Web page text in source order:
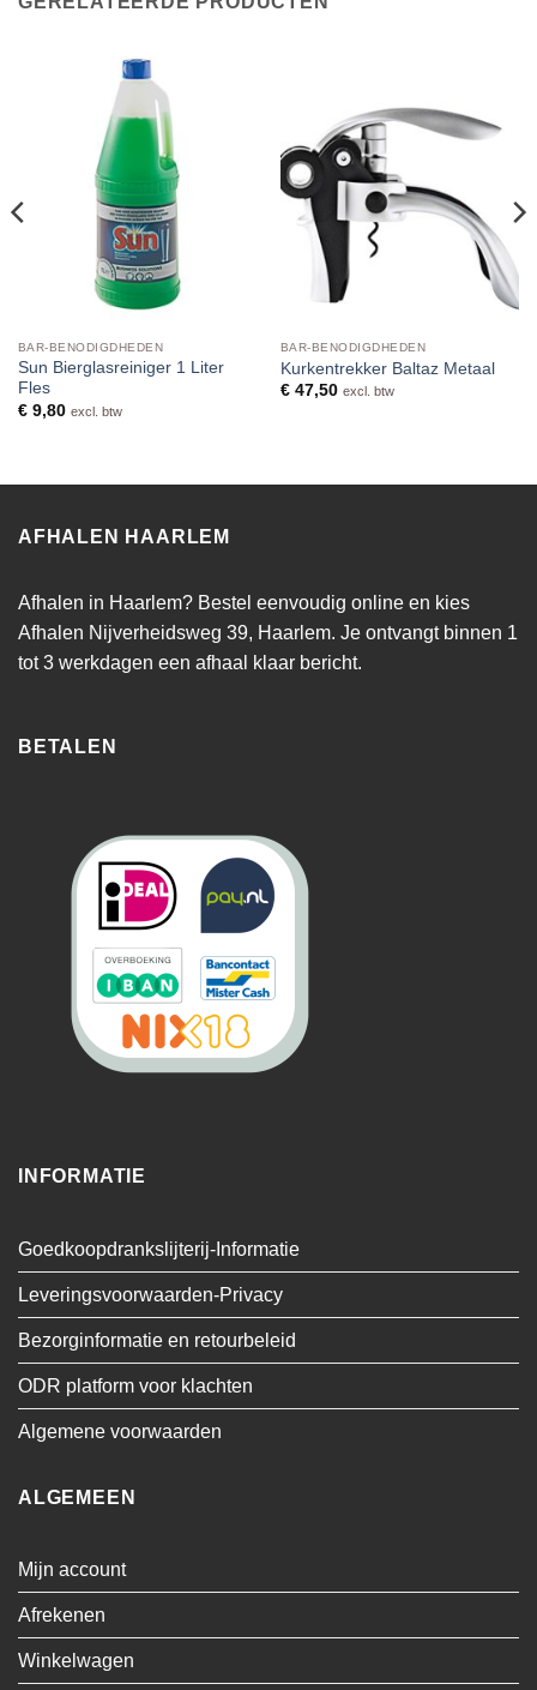
BAR-BENODIGDHEDEN
Sun Bierglasreiniger 1 Liter
Fles
€9,80 excl. btw
BAR-BENODIGDHEDEN
Kurkentrekker Baltaz Metaal
€47,50 excl. btw
AFHALEN HAARLEM
Afhalen in Haarlem? Bestel eenvoudig online en kies
Afhalen Nijverheidsweg 39, Haarlem. Je ontvangt binnen 1
tot 3 werkdagen een afhaal klaar bericht.
BETALEN
INFORMATIE
Goedkoopdrankslijterij-Informatie
Leveringsvoorwaarden-Privacy
Bezorginformatie en retourbeleid
ODR platform voor klachten
Algemene voorwaarden
ALGEMEEN
Mijn account
Afrekenen
Winkelwagen